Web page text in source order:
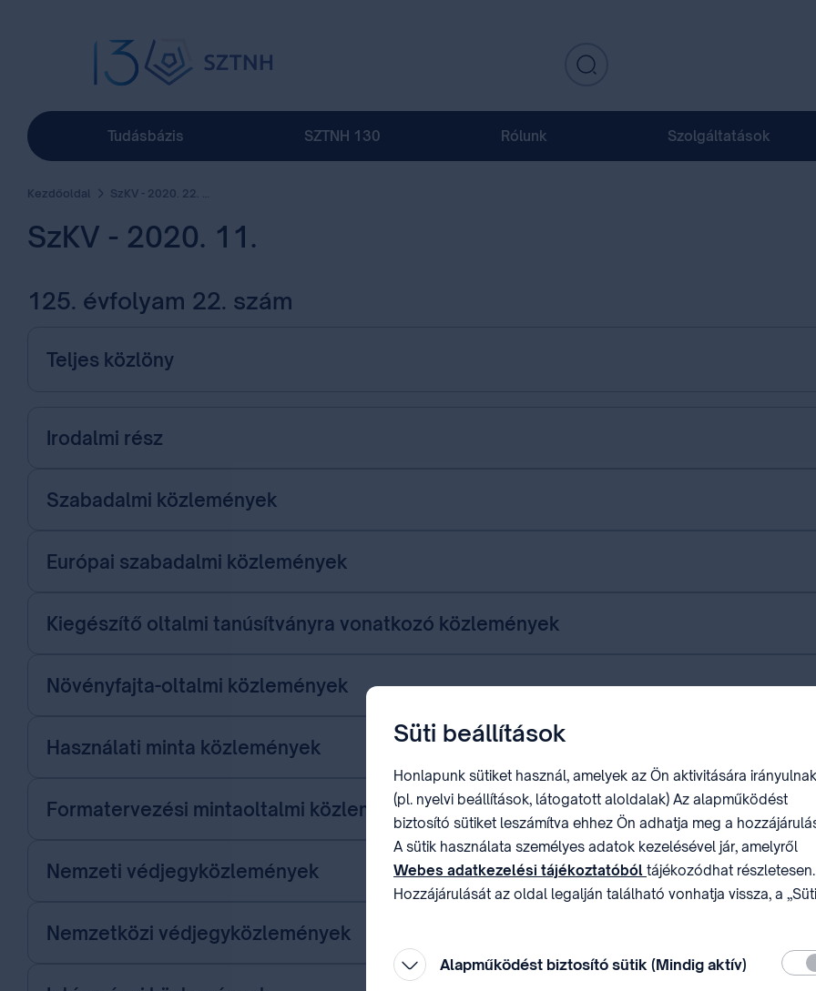
Tudásbázis SZTNH 130 Rólunk Szolgáltatások
Kezdőoldal SzKV - 2020. 22. szám
SzKV - 2020. 11.
125. évfolyam 22. szám
Teljes közlöny
Irodalmi rész
Szabadalmi közlemények
Európai szabadalmi közlemények
Kiegészítő oltalmi tanúsítványra vonatkozó közlemények
Növényfajta-oltalmi közlemények
Használati minta közlemények
Formatervezési mintaoltalmi közlemények
Nemzeti védjegyközlemények
Nemzetközi védjegyközlemények
Süti beállítások
Honlapunk sütiket használ, amelyek az Ön aktivitására
(pl. nyelvi beállítások, látogatott aloldalak) Az alapműködést
biztosító sütiket leszámítva ehhez Ön adhatja meg a
A sütik használata személyes adatok kezelésével jár, amelyről
Webes adatkezelési tájékoztatóból tájékozódhat részletesen.
Hozzájárulását az oldal legalján található vonhatja vissza, a „Süti
Alapműködést biztosító sütik (Mindig aktív)